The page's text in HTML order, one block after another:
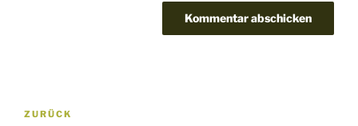
Beitragsnavigation
Vorheriger
ZURÜCK